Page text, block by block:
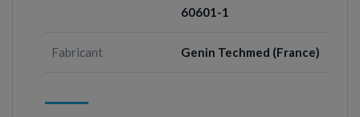
60601-1
Fabricant Genin Techmed (France)